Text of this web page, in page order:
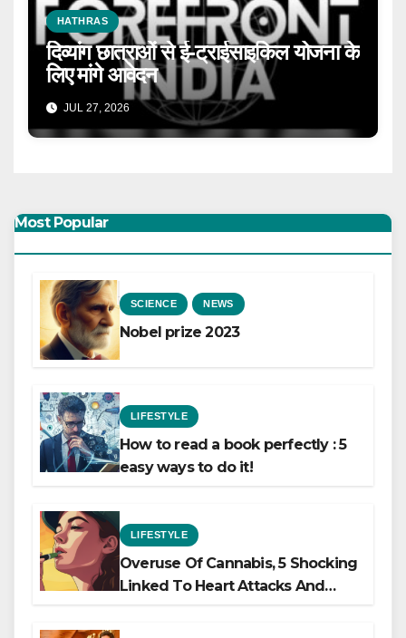
HATHRAS
दिव्यांग छात्राओं से ई-ट्राईसाइकिल योजना के
लिए मांगे आवेदन
JUL 27, 2026
Most Popular
SCIENCE NEWS
Nobel prize 2023
LIFESTYLE
How to read a book perfectly : 5
easy ways to do it!
LIFESTYLE
Overuse Of Cannabis, 5 Shocking
Linked To Heart Attacks And